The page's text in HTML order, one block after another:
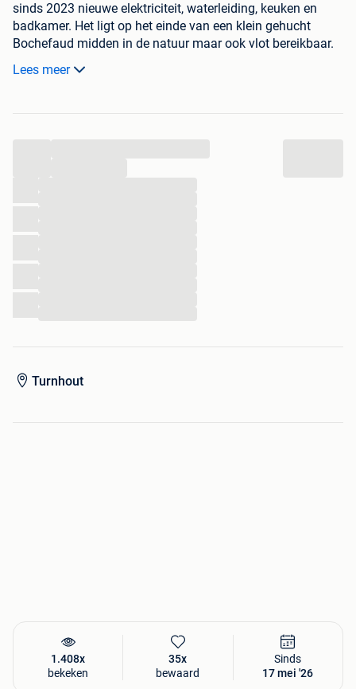
sinds 2023 nieuwe elektriciteit, waterleiding, keuken en
badkamer. Het ligt op het einde van een klein gehucht
Bochefaud midden in de natuur maar ook vlot bereikbaar.
Aan de overkant van het huis ligt nog een bouwgrond van
250 m2 met zicht op de velden. 40 meter bevindt zich het
Lees meer
Turnhout
1.408x
bekeken
35x
bewaard
Sinds
17 mei '26